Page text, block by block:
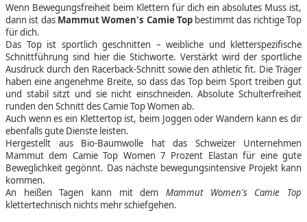
Wenn Bewegungsfreiheit beim Klettern für dich ein absolutes Muss ist,
dann ist das Mammut Women's Camie Topbestimmt das richtige Top
für dich.
Das Top ist sportlich geschnitten – weibliche und kletterspezifische
Schnittführung sind hier die Stichworte. Verstärkt wird der sportliche
Ausdruck durch den Racerback-Schnitt sowie den athletic fit. Die Träger
haben eine angenehme Breite, so dass das Top beim Sport treiben gut
und stabil sitzt und sie nicht einschneiden. Absolute Schulterfreiheit
runden den Schnitt des Camie Top Women ab.
Auch wenn es ein Klettertop ist, beim Joggen oder Wandern kann es dir
ebenfalls gute Dienste leisten.
Hergestellt aus Bio-Baumwolle hat das Schweizer Unternehmen
Mammut dem Camie Top Women 7 Prozent Elastan für eine gute
Beweglichkeit gegönnt. Das nächste bewegungsintensive Projekt kann
kommen.
An heißen Tagen kann mit dem Mammut Women's Camie Top
klettertechnisch nichts mehr schiefgehen.